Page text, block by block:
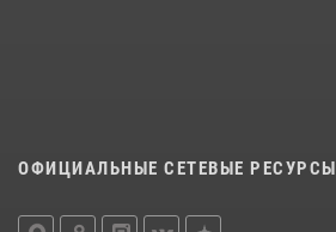
ОФИЦИАЛЬНЫЕ СЕТЕВЫЕ РЕСУРСЫ